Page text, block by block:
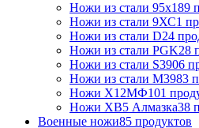
Ножи из стали 95х189
Ножи из стали 9ХС1
Ножи из стали D24
Ножи из стали PGK28
Ножи из стали S3906
Ножи из стали М3983
Ножи Х12МФ101
Ножи ХВ5 Алмазка38
Военные ножи85 продуктов